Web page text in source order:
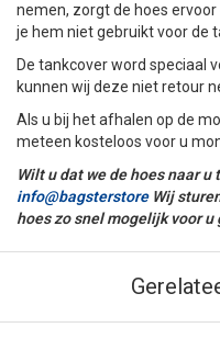
nemen, zorgt de hoes
je hem niet gebruikt voor de
De tankcover word speciaal
kunnen wij deze niet retour
Als u bij het afhalen op de
meteen kosteloos voor u
Wilt u dat we de hoes naar
info@bagsterstoreWij
hoes zo snel mogelijk voor u